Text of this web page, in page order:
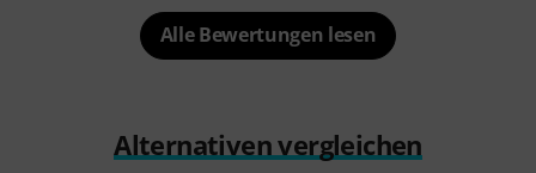
Alle Bewertungen lesen
Alternativen vergleichen